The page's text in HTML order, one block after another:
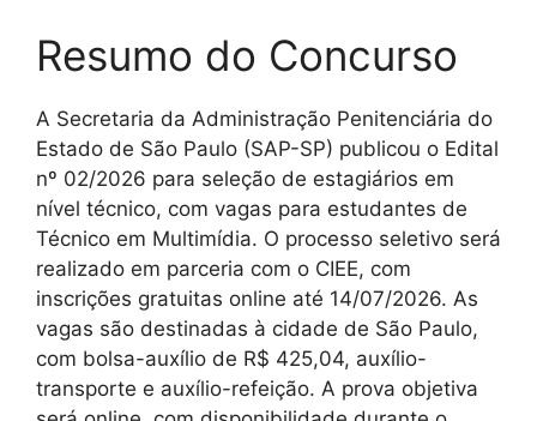
Resumo do Concurso
A Secretaria da Administração Penitenciária do
Estado de São Paulo (SAP-SP) publicou o Edital
nº 02/2026 para seleção de estagiários em
nível técnico, com vagas para estudantes de
Técnico em Multimídia. O processo seletivo será
realizado em parceria com o CIEE, com
inscrições gratuitas online até 14/07/2026. As
vagas são destinadas à cidade de São Paulo,
com bolsa-auxílio de R$ 425,04, auxílio-
transporte e auxílio-refeição. A prova objetiva